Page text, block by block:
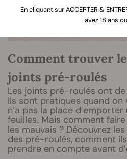
Comment trouver
joints pré-roulés
Les joints pré-roulés ont
Ils sont pratiques quand on
n’a pas la place
feuilles. Mais comment
les mauvais ? Découvrez
des pré-roulés, comment
prendre en compte avant
En cliquant sur ACCEPTER &
avez 18 ans